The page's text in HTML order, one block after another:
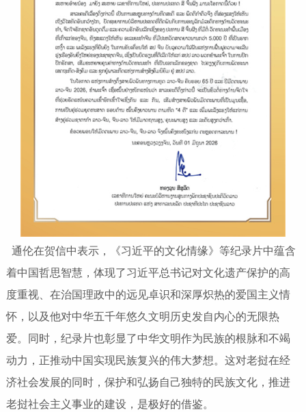
通伦在贺信中表示，《习近平的文化情缘》等纪录片中蕴含
着中国哲思智慧，体现了习近平总书记对文化遗产保护的高
度重视、在治国理政中的远见卓识和深厚炽热的爱国主义情
怀，以及他对中华五千年悠久文明历史发自内心的无限热
爱。同时，纪录片也彰显了中华文明作为民族的根脉和不竭
动力，正推动中国实现民族复兴的伟大梦想。这对老挝在经
济社会发展的同时，保护和弘扬自己独特的民族文化，推进
老挝社会主义事业的建设，是极好的借鉴。